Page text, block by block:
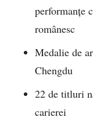
performanțe
românesc
Medalie de
Chengdu
22 de titluri
carierei